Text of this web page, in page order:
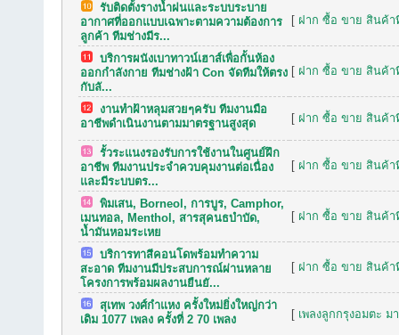
รับติดตั้งรางน้ำฝนและระบบระบาย
อากาศที่ออกแบบเฉพาะตามความต้องการ
ลูกค้า ทีมช่างมีร...
[ ฝาก ซื้อ ขาย สินค้า
บริการผนังเบาทาวน์เฮาส์เพื่อกั้นห้อง
ออกกำลังกาย ทีมช่างฝ้า Con จัดทีมให้ตรง
กับลั...
[ ฝาก ซื้อ ขาย สินค้า
งานทำฝ้าหลุมสวยๆครับ ทีมงานมือ
อาชีพดำเนินงานตามมาตรฐานสูงสุด
[ ฝาก ซื้อ ขาย สินค้า
รั้วระแนงรองรับการใช้งานในศูนย์ฝึก
อาชีพ ทีมงานประจำควบคุมงานต่อเนื่อง
และมีระบบตร...
[ ฝาก ซื้อ ขาย สินค้า
พิมเสน, Borneol, การบูร, Camphor,
เมนทอล, Menthol, สารสุคนธบำบัด,
น้ำมันหอมระเหย
[ ฝาก ซื้อ ขาย สินค้า
บริการทาสีคอนโดพร้อมทำความ
สะอาด ทีมงานมีประสบการณ์ผ่านหลาย
โครงการพร้อมผลงานยืนยั...
[ ฝาก ซื้อ ขาย สินค้า
สุเทพ วงศ์กำแหง ครั้งใหม่ยิ่งใหญ่กว่า
เดิม 1077 เพลง ครั้งที่ 2 70 เพลง
[ เพลงลูกกรุงอมตะ ม